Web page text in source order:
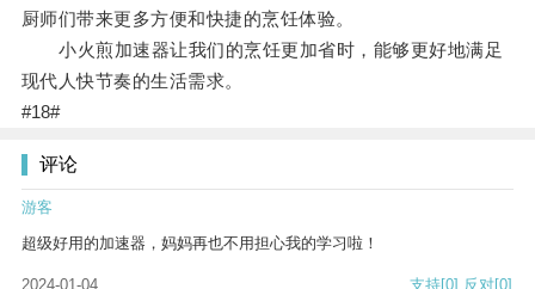
厨师们带来更多方便和快捷的烹饪体验。
小火煎加速器让我们的烹饪更加省时，能够更好地满足
现代人快节奏的生活需求。
#18#
评论
游客
超级好用的加速器，妈妈再也不用担心我的学习啦！
2024-01-04 支持[0] 反对[0]